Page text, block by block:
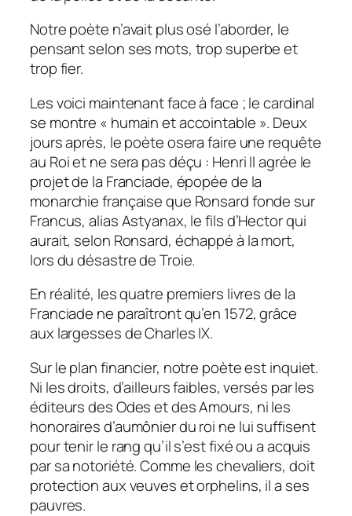
Notre poète n’avait plus osé l’aborder, le
pensant selon ses mots, trop superbe et
trop fier.
Les voici maintenant face à face ; le cardinal
se montre « humain et accointable ». Deux
jours après, le poète osera faire une requête
au Roi et ne sera pas déçu : Henri Il agrée le
projet de la Franciade, épopée de la
monarchie française que Ronsard fonde sur
Francus, alias Astyanax, le fils d’Hector qui
aurait, selon Ronsard, échappé à la mort,
lors du désastre de Troie.
En réalité, les quatre premiers livres de la
Franciade ne paraîtront qu’en 1572, grâce
aux largesses de Charles IX.
Sur le plan financier, notre poète est inquiet.
Ni les droits, d’ailleurs faibles, versés par les
éditeurs des Odes et des Amours, ni les
honoraires d’aumônier du roi ne lui suffisent
pour tenir le rang qu’il s’est fixé ou a acquis
par sa notoriété. Comme les chevaliers, doit
protection aux veuves et orphelins, il a ses
pauvres.